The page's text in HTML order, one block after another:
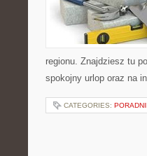
regionu. Znajdziesz tu
spokojny urlop oraz na
CATEGORIES: